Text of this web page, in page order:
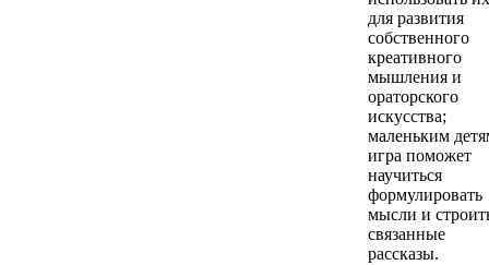
для развития
собственного
креативного
мышления и
ораторского
искусства;
маленьким
игра поможет
научиться
формулировать
мысли и
связанные
рассказы.